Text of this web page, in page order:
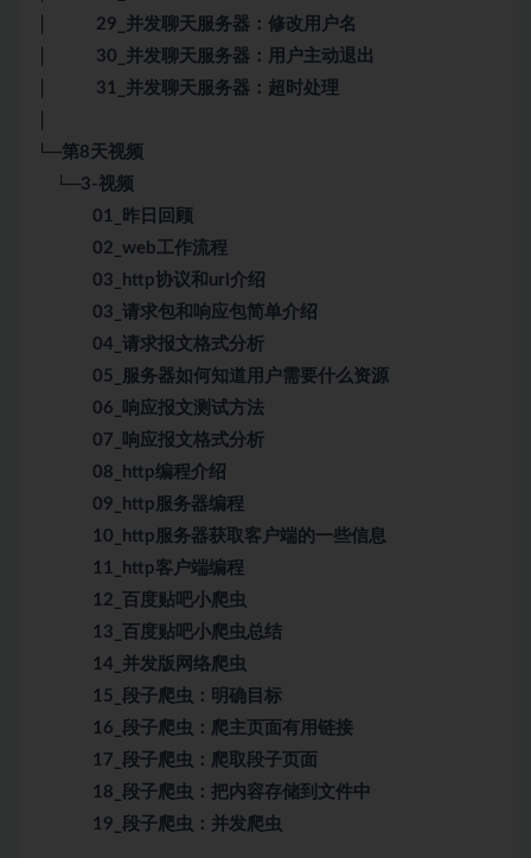
│ 29_并发聊天服务器：修改用户名
│ 30_并发聊天服务器：用户主动退出
│ 31_并发聊天服务器：超时处理
└─第8天视频
└─3-视频
01_昨日回顾
02_web工作流程
03_http协议和url介绍
03_请求包和响应包简单介绍
04_请求报文格式分析
05_服务器如何知道用户需要什么资源
06_响应报文测试方法
07_响应报文格式分析
08_http编程介绍
09_http服务器编程
10_http服务器获取客户端的一些信息
11_http客户端编程
12_百度贴吧小爬虫
13_百度贴吧小爬虫总结
14_并发版网络爬虫
15_段子爬虫：明确目标
16_段子爬虫：爬主页面有用链接
17_段子爬虫：爬取段子页面
18_段子爬虫：把内容存储到文件中
19_段子爬虫：并发爬虫